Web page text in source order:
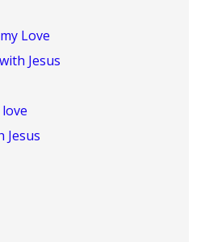
Love
Jesus
Jesus